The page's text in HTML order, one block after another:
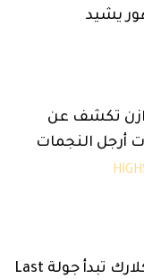
يشيد
وازن تكشف عن
أرجل النجمات
إميليا كلارك تبدأ جولة Last